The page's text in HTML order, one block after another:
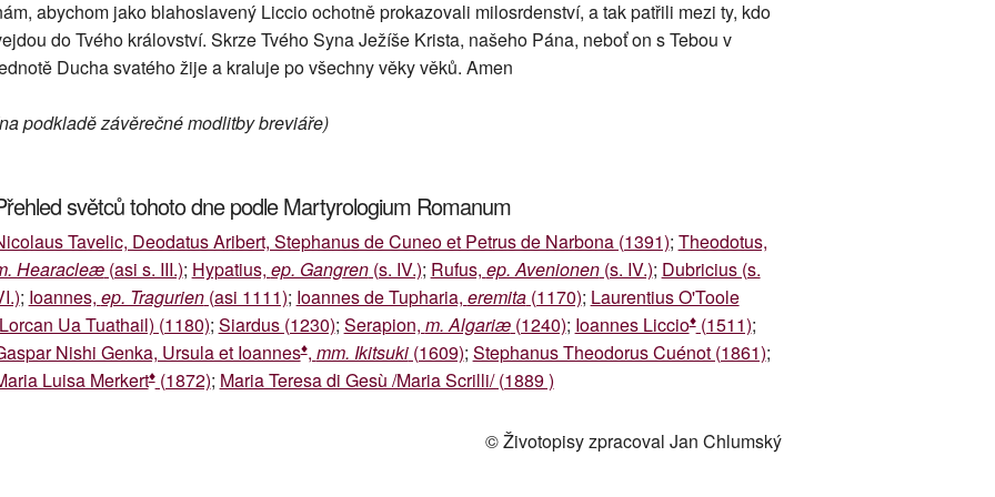
abychom jako blahoslavený Liccio ochotně prokazovali milosrdenství, a tak patřili mezi ty, kdo
do Tvého království. Skrze Tvého Syna Ježíše Krista, našeho Pána, neboť on s Tebou v
Ducha svatého žije a kraluje po všechny věky věků. Amen
podkladě závěrečné modlitby breviáře)
světců tohoto dne podle Martyrologium Romanum
Tavelic, Deodatus Aribert, Stephanus de Cuneo et Petrus de Narbona (1391); Theodotus,
Hearacleæ(asi s. III.); Hypatius, ep. Gangren(s. IV.); Rufus, ep. Avenionen(s. IV.); Dubricius (s.
; Ioannes, ep. Tragurien(asi 1111); Ioannes de Tupharia, eremita(1170); Laurentius O'Toole
Ua Tuathail) (1180); Siardus (1230); Serapion, m. Algariæ(1240); Ioannes Liccio♦(1511);
Nishi Genka, Ursula et Ioannes♦, mm. Ikitsuki(1609); Stephanus Theodorus Cuénot (1861);
Luisa Merkert♦(1872); Maria Teresa di Gesù /Maria Scrilli/ (1889 )
© Životopisy zpracoval Jan Chlumský